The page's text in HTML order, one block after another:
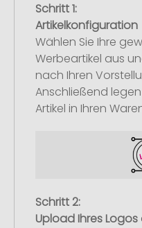
Schritt 1:
Artikelkonfiguration
Wählen Sie Ihre
Werbeartikel aus
nach Ihren
Anschließend
Artikel in Ihren
Schritt 2:
Upload Ihres